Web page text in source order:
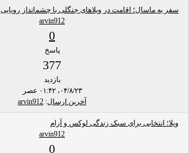
سفر به ماسال؛ اقامت در ویلاهای جنگلی با چشم‌انداز رویایی
arvin912
0
پاسخ
377
بازدید
۰۴/۸/۲۳، ۰۱:۴۲ عصر
آخرین ارسال:
arvin912
ویلا؛ انتخابی برای سبک زندگی لوکس و آرام
arvin912
0